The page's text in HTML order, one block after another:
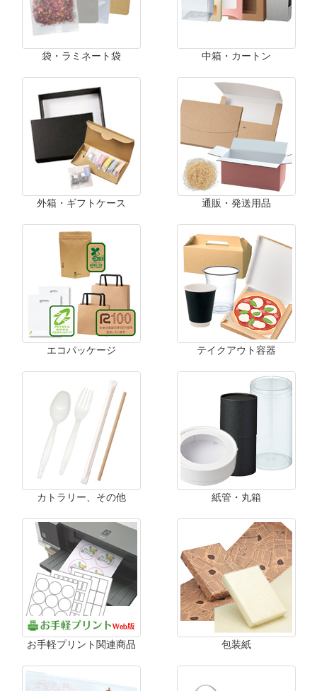
袋・ラミネート袋 中箱・カートン
外箱・ギフトケース 通販・発送用品
エコパッケージ テイクアウト容器
カトラリー、その他 紙管・丸箱
お手軽プリント関連商品 包装紙